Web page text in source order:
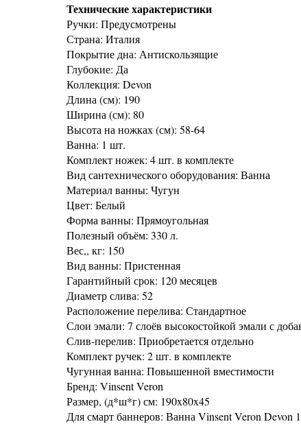
Технические характеристики
Ручки: Предусмотрены
Страна: Италия
Покрытие дна: Антискользящие
Глубокие: Да
Коллекция: Devon
Длина (см): 190
Ширина (см): 80
Высота на ножках (см): 58-64
Ванна: 1 шт.
Комплект ножек: 4 шт. в комплекте
Вид сантехнического оборудования: Ванна
Материал ванны: Чугун
Цвет: Белый
Форма ванны: Прямоугольная
Полезный объём: 330 л.
Вес,, кг: 150
Вид ванны: Пристенная
Гарантийный срок: 120 месяцев
Диаметр слива: 52
Расположение перелива: Стандартное
Слои эмали: 7 слоёв высокостойкой эмали с
Слив-перелив: Приобретается отдельно
Комплект ручек: 2 шт. в комплекте
Чугунная ванна: Повышенной вместимости
Бренд: Vinsent Veron
Размер, (д*ш*г) см: 190x80x45
Для смарт баннеров: Ванна Vinsent Veron